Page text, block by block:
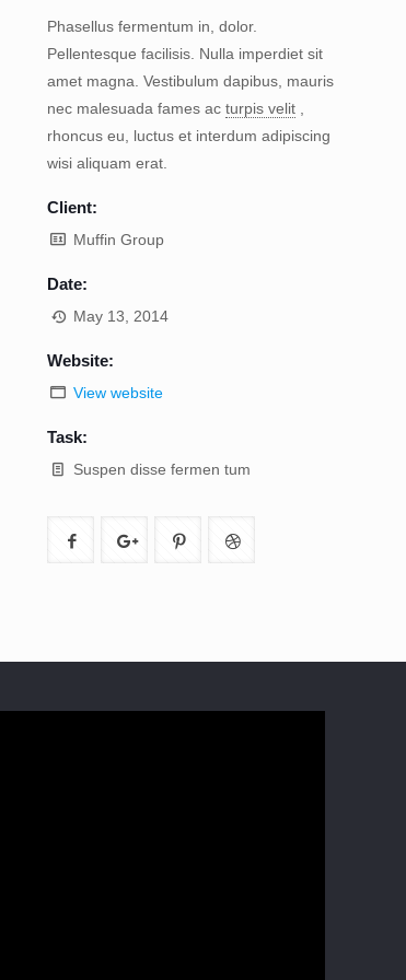
Phasellus fermentum in, dolor.
Pellentesque facilisis. Nulla imperdiet sit
amet magna. Vestibulum dapibus, mauris
nec malesuada fames acturpis velit
rhoncus eu, luctus et interdum adipiscing
wisi aliquam erat.
Client:
Muffin Group
Date:
May 13, 2014
Website:
View website
Task:
Suspen disse fermen tum